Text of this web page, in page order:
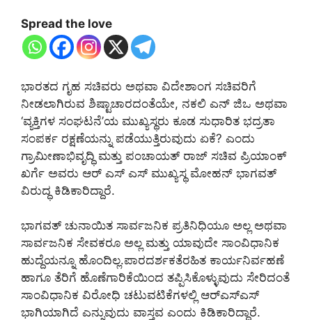
Spread the love
ಭಾರತದ ಗೃಹ ಸಚಿವರು ಅಥವಾ ವಿದೇಶಾಂಗ ಸಚಿವರಿಗೆ
ನೀಡಲಾಗಿರುವ ಶಿಷ್ಟಾಚಾರದಂತೆಯೇ, ನಕಲಿ ಎನ್ ಜಿಒ ಅಥವಾ
‘ವ್ಯಕ್ತಿಗಳ ಸಂಘಟನೆ’ಯ ಮುಖ್ಯಸ್ಥರು ಕೂಡ ಸುಧಾರಿತ ಭದ್ರತಾ
ಸಂಪರ್ಕ ರಕ್ಷಣೆಯನ್ನು ಪಡೆಯುತ್ತಿರುವುದು ಏಕೆ? ಎಂದು
ಗ್ರಾಮೀಣಾಭಿವೃದ್ಧಿ ಮತ್ತು ಪಂಚಾಯತ್ ರಾಜ್ ಸಚಿವ ಪ್ರಿಯಾಂಕ್
ಖರ್ಗೆ ಅವರು ಆರ್ ಎಸ್ ಎಸ್ ಮುಖ್ಯಸ್ಥ ಮೋಹನ್ ಭಾಗವತ್
ವಿರುದ್ಧ ಕಿಡಿಕಾರಿದ್ದಾರೆ.
ಭಾಗವತ್ ಚುನಾಯಿತ ಸಾರ್ವಜನಿಕ ಪ್ರತಿನಿಧಿಯೂ ಅಲ್ಲ ಅಥವಾ
ಸಾರ್ವಜನಿಕ ಸೇವಕರೂ ಅಲ್ಲ ಮತ್ತು ಯಾವುದೇ ಸಾಂವಿಧಾನಿಕ
ಹುದ್ದೆಯನ್ನೂ ಹೊಂದಿಲ್ಲ.ಪಾರದರ್ಶಕತೆರಹಿತ ಕಾರ್ಯನಿರ್ವಹಣೆ
ಹಾಗೂ ತೆರಿಗೆ ಹೊಣೆಗಾರಿಕೆಯಿಂದ ತಪ್ಪಿಸಿಕೊಳ್ಳುವುದು ಸೇರಿದಂತೆ
ಸಾಂವಿಧಾನಿಕ ವಿರೋಧಿ ಚಟುವಟಿಕೆಗಳಲ್ಲಿ ಆರ್‌ಎಸ್‌ಎಸ್
ಭಾಗಿಯಾಗಿದೆ ಎನ್ನುವುದು ವಾಸ್ತವ ಎಂದು ಕಿಡಿಕಾರಿದ್ದಾರೆ.